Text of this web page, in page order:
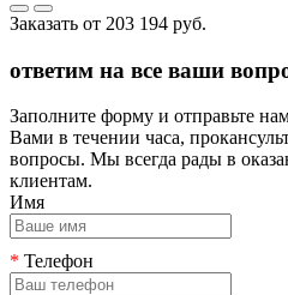
Заказать от 203 194 руб.
ответим на все ваши
Заполните форму и отправьте
Вами в течении часа,
вопросы. Мы всегда рады в
клиентам.
Имя
* Телефон